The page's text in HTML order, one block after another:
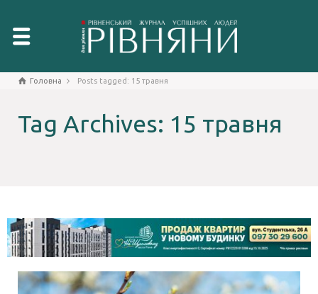
Головна Posts tagged: 15 травня
Tag Archives: 15 травня